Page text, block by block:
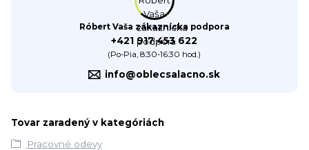
Róbert Vaša zákaznícka podpora
+421 917 453 622
(Po-Pia, 8:30-16:30 hod.)
info@oblecsalacno.sk
Tovar zaradený v kategóriách
Pracovné odevy